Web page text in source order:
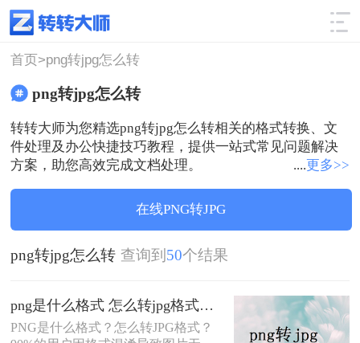
使用技巧 筛选
首页>png转jpg怎么转
png转jpg怎么转
转转大师为您精选png转jpg怎么转相关的格式转换、文
件处理及办公快捷技巧教程，提供一站式常见问题解决
方案，助您高效完成文档处理。
....更多>>
在线PNG转JPG
png转jpg怎么转 查询到 50个结果
png是什么格式 怎么转jpg格式？5种安全免费转换方法全解析！
PNG是什么格式？怎么转JPG格式？